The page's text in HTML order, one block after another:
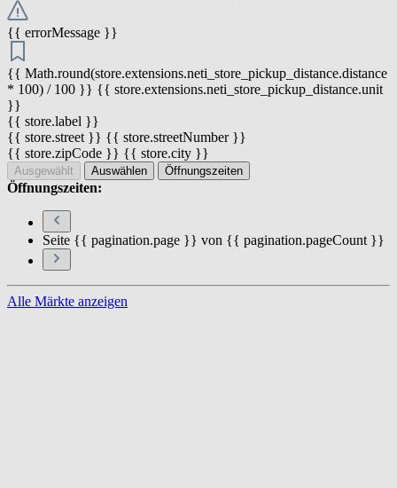
{{ errorMessage }}
{{ Math.round(store.extensions.neti_store_pickup_distance.distance
* 100) / 100 }} {{ store.extensions.neti_store_pickup_distance.unit
}}
{{ store.label }}
{{ store.street }} {{ store.streetNumber }}
{{ store.zipCode }} {{ store.city }}
Ausgewählt Auswählen Öffnungszeiten
Öffnungszeiten:
Seite {{ pagination.page }} von {{ pagination.pageCount }}
Alle Märkte anzeigen